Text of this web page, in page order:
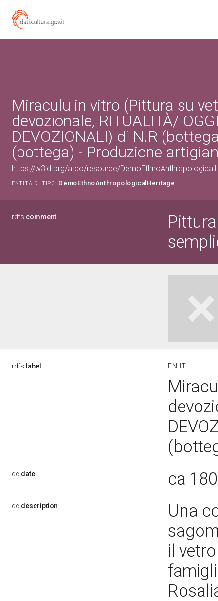
Miraculu in vitro (Pittura su
devozionale, RITUALITÀ/
DEVOZIONALI) di N.R
(bottega) - Produzione
https://w3id.org/arco/resource/
ENTITÀ DI TIPO: DemoEthnoAnthropologicalHeritage
rdfs:comment
rdfs: label EN IT
dc:date ca
dc:description
Una
il